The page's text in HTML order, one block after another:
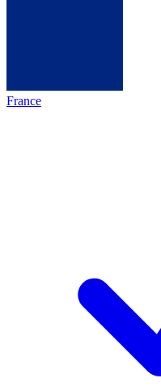
France